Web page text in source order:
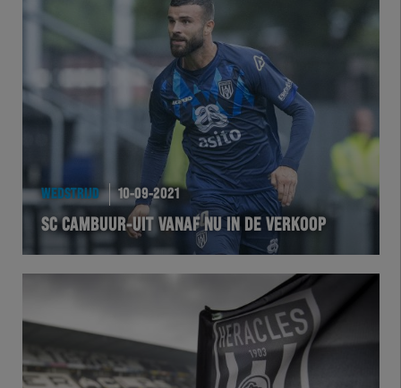
Team Zwart Wit
Futsal
Academie
WEDSTRIJD 10-09-2021
SC CAMBUUR-UIT VANAF NU IN DE VERKOOP